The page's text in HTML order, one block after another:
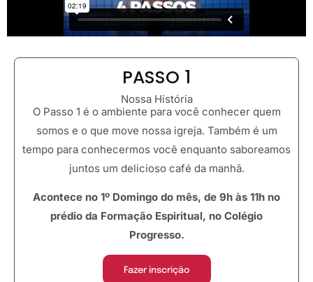
PASSO 1
Nossa História
O Passo 1 é o ambiente para você conhecer quem
somos e o que move nossa igreja. Também é um
tempo para conhecermos você enquanto saboreamos
juntos um delicioso café da manhã.
Acontece no 1º Domingo do mês, de 9h às 11h no
prédio da Formação Espiritual, no Colégio
Progresso.
Fazer inscrição